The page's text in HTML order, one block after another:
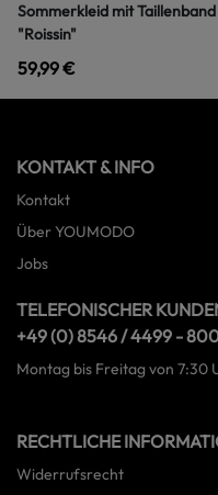
Sommerkleid mit Taillenband
"Roissin"
59,99 €
KONTAKT & INFO
Kontakt
Über YOUMODO
Jobs
TELEFONISCHER
+49 (0) 8546 / 4499 -
Montag bis Freitag von 7:30
RECHTLICHE
Widerrufsrecht